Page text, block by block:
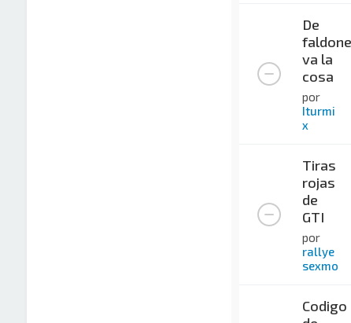
De
va la
cosa
por
Iturmi
x
Tiras
rojas
de
GTI
por
rallye
sexmo
Codigo